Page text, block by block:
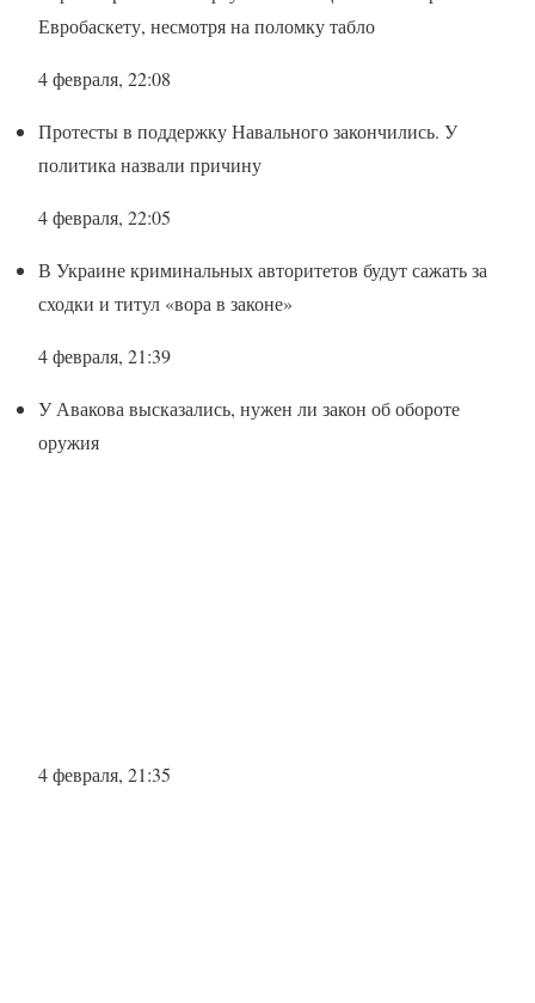
Евробаскету, несмотря на поломку табло
4 февраля, 22:08
Протесты в поддержку Навального закончились. У
политика назвали причину
4 февраля, 22:05
В Украине криминальных авторитетов будут сажать за
сходки и титул «вора в законе»
4 февраля, 21:39
У Авакова высказались, нужен ли закон об обороте
оружия
4 февраля, 21:35